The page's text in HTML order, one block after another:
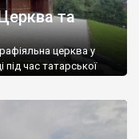
та
церква у
під час татарської
неї зведено
[…]